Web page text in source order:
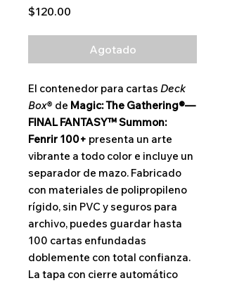
$120.00
Agotado
El contenedor para cartas Deck
Box® de Magic: The Gathering®—
FINAL FANTASY™ Summon:
Fenrir 100+ presenta un arte
vibrante a todo color e incluye un
separador de mazo. Fabricado
con materiales de polipropileno
rígido, sin PVC y seguros para
archivo, puedes guardar hasta
100 cartas enfundadas
doblemente con total confianza.
La tapa con cierre automático